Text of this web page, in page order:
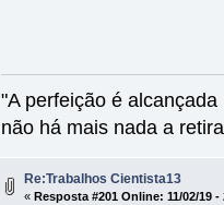
"A perfeição é
não há mais nada a
Re:Trabalhos Cientista13
«Resposta #201 Online: 11/02/19 -